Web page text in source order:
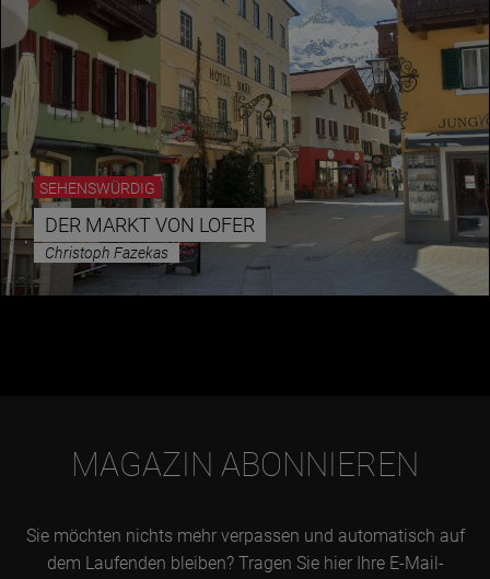
Nachhaltigkeit
Sehenswürdig
Kunst & Kultur
Brauchtum
Lifestyle
Hotel & Reise
Archiv
Mai
SEHENSWÜRDIG
DER MARKT VON LOFER
Christoph Fazekas
MAGAZIN ABONNIEREN
Sie möchten nichts mehr verpassen und automatisch auf
dem Laufenden bleiben? Tragen Sie hier Ihre E-Mail-